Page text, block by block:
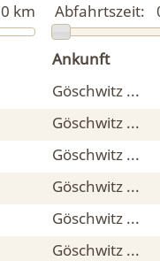
0 km Abfahrtszeit:
Ankunft
Göschwitz ...
Göschwitz ...
Göschwitz ...
Göschwitz ...
Göschwitz ...
Göschwitz ...